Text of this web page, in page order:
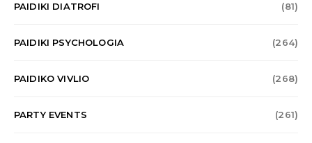
PAIDIKI DIATROFI (81)
PAIDIKI PSYCHOLOGIA (264)
PAIDIKO VIVLIO (268)
PARTY EVENTS (261)